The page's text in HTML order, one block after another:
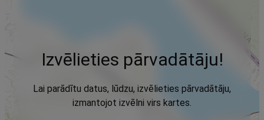
Izvēlieties pārvadātāju!
Lai parādītu datus, lūdzu, izvēlieties pārvadātāju,
izmantojot izvēlni virs kartes.